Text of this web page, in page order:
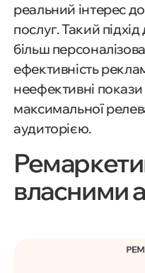
реальний інтерес
послуг. Такий
більш
ефективність
неефективні покази
максимальної
аудиторією.
власними